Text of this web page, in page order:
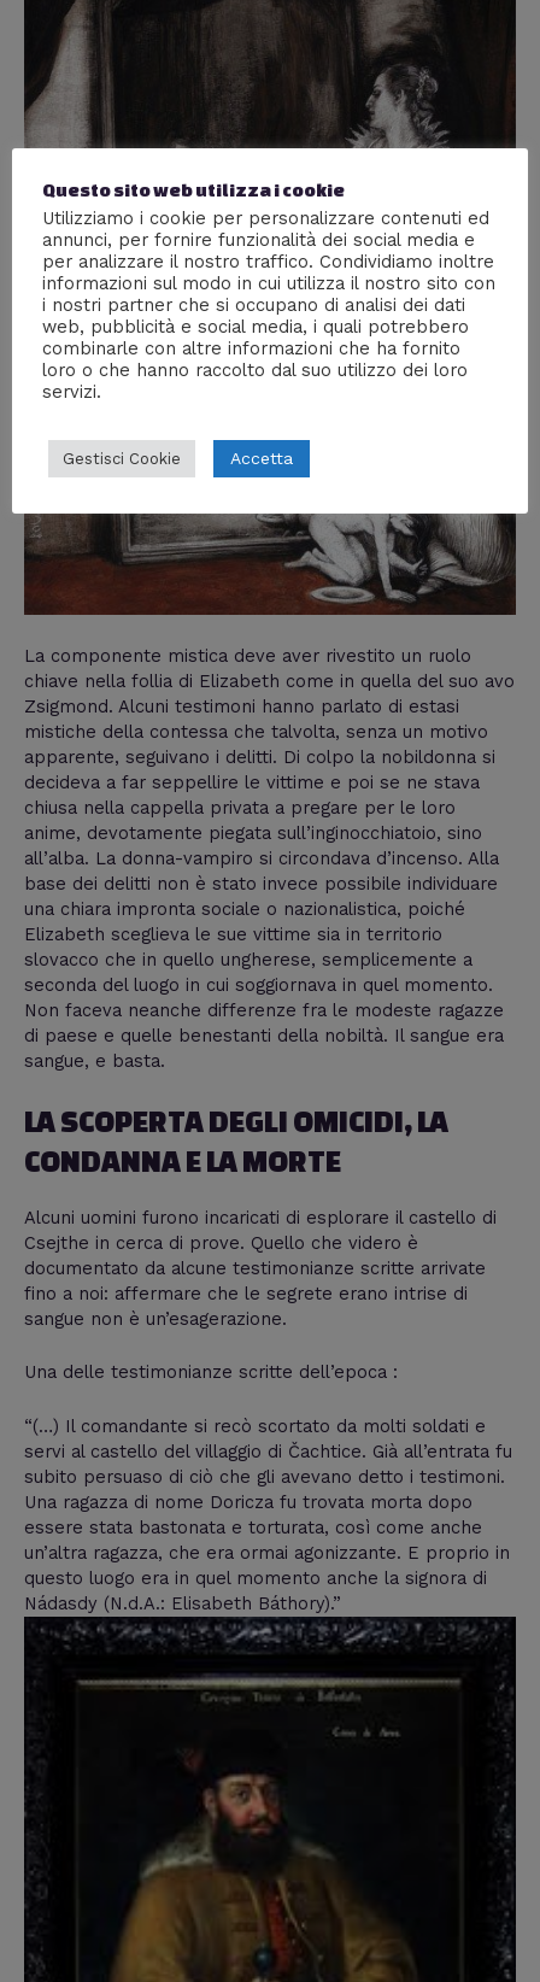
La componente mistica deve aver rivestito un ruolo
chiave nella follia di Elizabeth come in quella del suo avo
Zsigmond. Alcuni testimoni hanno parlato di estasi
mistiche della contessa che talvolta, senza un motivo
apparente, seguivano i delitti. Di colpo la nobildonna si
decideva a far seppellire le vittime e poi se ne stava
chiusa nella cappella privata a pregare per le loro
anime, devotamente piegata sull’inginocchiatoio, sino
all’alba. La donna-vampiro si circondava d’incenso. Alla
base dei delitti non è stato invece possibile individuare
una chiara impronta sociale o nazionalistica, poiché
Elizabeth sceglieva le sue vittime sia in territorio
slovacco che in quello ungherese, semplicemente a
seconda del luogo in cui soggiornava in quel momento.
Non faceva neanche differenze fra le modeste ragazze
di paese e quelle benestanti della nobiltà. Il sangue era
sangue, e basta.
LA SCOPERTA DEGLI OMICIDI, LA
CONDANNA E LA MORTE
Alcuni uomini furono incaricati di esplorare il castello di
Csejthe in cerca di prove. Quello che videro è
documentato da alcune testimonianze scritte arrivate
fino a noi: affermare che le segrete erano intrise di
sangue non è un’esagerazione.
Una delle testimonianze scritte dell’epoca :
“(…) Il comandante si recò scortato da molti soldati e
servi al castello del villaggio di Čachtice. Già all’entrata fu
subito persuaso di ciò che gli avevano detto i testimoni.
Una ragazza di nome Doricza fu trovata morta dopo
essere stata bastonata e torturata, così come anche
un’altra ragazza, che era ormai agonizzante. E proprio in
questo luogo era in quel momento anche la signora di
Nádasdy (N.d.A.: Elisabeth Báthory).”
Questo sito web utilizza i cookie
Utilizziamo i cookie per personalizzare contenuti ed
annunci, per fornire funzionalità dei social media e
per analizzare il nostro traffico. Condividiamo inoltre
informazioni sul modo in cui utilizza il nostro sito con
i nostri partner che si occupano di analisi dei dati
web, pubblicità e social media, i quali potrebbero
combinarle con altre informazioni che ha fornito
loro o che hanno raccolto dal suo utilizzo dei loro
servizi.
Gestisci Cookie Accetta